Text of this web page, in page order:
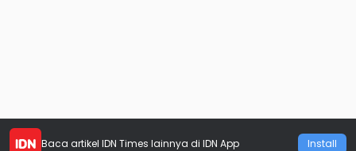
Baca artikel IDN Times lainnya di IDN App Install